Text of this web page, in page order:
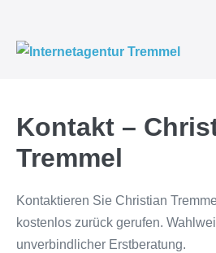
Kontakt –
Tremmel
Kontaktieren Sie Christian
kostenlos zurück gerufen.
unverbindlicher Erstberatung.